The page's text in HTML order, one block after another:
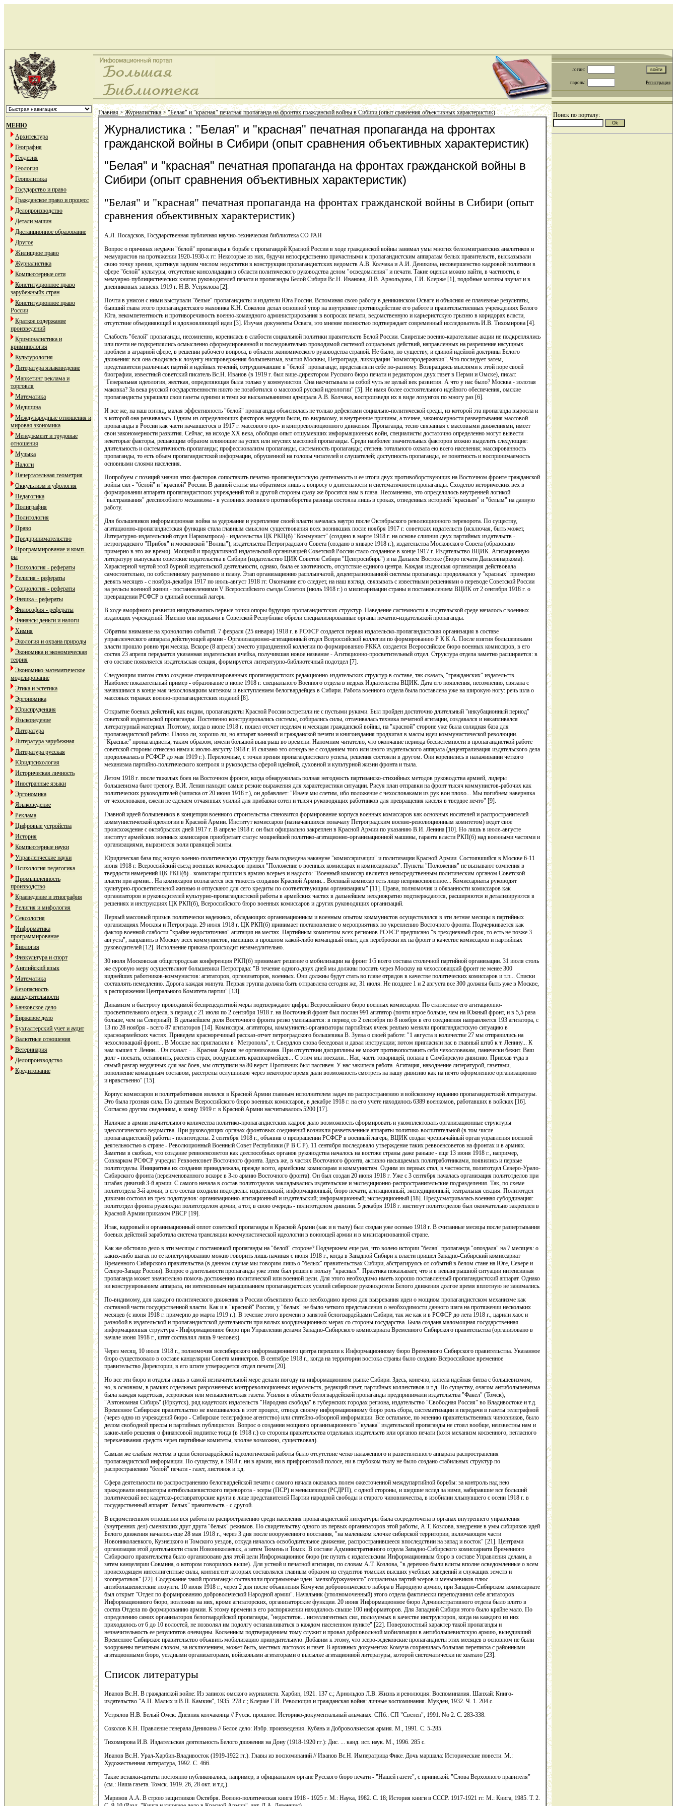
логин:
пароль: Регистрация
МЕНЮ
Архитектура
География
Геодезия
Геология
Геополитика
Государство и право
Гражданское право и процесс
Делопроизводство
Детали машин
Дистанционное образование
Другое
Жилищное право
Журналистика
Компьютерные сети
Конституционное право
зарубежныйх стран
Конституционное право
России
Краткое содержание
произведений
Криминалистика и
криминология
Культурология
Литература языковедение
Маркетинг реклама и
торговля
Математика
Медицина
Международные отношения и
мировая экономика
Менеджмент и трудовые
отношения
Музыка
Налоги
Начертательная геометрия
Оккультизм и уфология
Педагогика
Полиграфия
Политология
Право
Предпринимательство
Программирование и комп-
ры
Психология - рефераты
Религия - рефераты
Социология - рефераты
Физика - рефераты
Философия - рефераты
Финансы деньги и налоги
Химия
Экология и охрана природы
Экономика и экономическая
теория
Экономико-математическое
моделирование
Этика и эстетика
Эргономика
Юриспруденция
Языковедение
Литература
Литература зарубежная
Литература русская
Юридпсихология
Историческая личность
Иностранные языки
Эргономика
Языковедение
Реклама
Цифровые устройства
История
Компьютерные науки
Управленческие науки
Психология педагогика
Промышленность
производство
Краеведение и этнография
Религия и мифология
Сексология
Информатика
программирование
Биология
Физкультура и спорт
Английский язык
Математика
Безопасность
жизнедеятельности
Банковское дело
Биржевое дело
Бухгалтерский учет и аудит
Валютные отношения
Ветеринария
Делопроизводство
Кредитование
Главная>Журналистика>"Белая" и "красная" печатная пропаганда на фронтах гражданской войны в Сибири (опыт сравнения объективных характеристик)
Журналистика : "Белая" и "красная" печатная пропаганда на фронтах
гражданской войны в Сибири (опыт сравнения объективных характеристик)
"Белая" и "красная" печатная пропаганда на фронтах гражданской войны в
Сибири (опыт сравнения объективных характеристик)
"Белая" и "красная" печатная пропаганда на фронтах гражданской войны в Сибири (опыт
сравнения объективных характеристик)
А.Л. Посадсков, Государственная публичная научно-техническая библиотека СО РАН
Вопрос о причинах неудачи "белой" пропаганды в борьбе с пропагандой Красной России в ходе гражданской войны занимал умы многих белоэмигрантских аналитиков и
мемуаристов на протяжении 1920-1930-х гг. Некоторые из них, будучи непосредственно причастными к пропагандистским аппаратам белых правительств, высказывали
свою точку зрения, критикуя задним числом недостатки в конструкции пропагандистских ведомств А.В. Колчака и А.И. Деникина, несовершенство кадровой политики в
сфере "белой" культуры, отсутствие консолидации в области политического руководства делом "осведомления" и печати. Такие оценки можно найти, в частности, в
мемуарно-публицистических книгах руководителей печати и пропаганды Белой Сибири Вс.Н. Иванова, Л.В. Арнольдова, Г.И. Клерже [1], подобные мотивы звучат и в
дневниковых записях 1919 г. Н.В. Устрялова [2].
Почти в унисон с ними выступали "белые" пропагандисты и издатели Юга России. Вспоминая свою работу в деникинском Осваге и объясняя ее плачевные результаты,
бывший глава этого пропагандистского маховика К.Н. Соколов делал основной упор на внутреннее противодействие его работе в правительственных учреждениях Белого
Юга, некомпетентность и противоречивость военно-командного администрирования в вопросах печати, ведомственную и карьеристскую грызню в коридорах власти,
отсутствие объединяющей и вдохновляющей идеи [3]. Изучая документы Освага, это мнение полностью подтверждает современный исследователь И.В. Тихомирова [4].
Слабость "белой" пропаганды, несомненно, коренилась в слабости социальной политики правительств Белой России. Свирепые военно-карательные акции не подкреплялись
или почти не подкреплялись осмысленно сформулированной и последовательно проводимой системой социальных действий, направленных на разрешение насущных
проблем в аграрной сфере, в решении рабочего вопроса, в области экономического руководства страной. Не было, по существу, и единой идейной доктрины Белого
движения: вся она сводилась к лозунгу ниспровержения большевизма, взятия Москвы, Петрограда, ликвидации "комиссародержавия". Что последует затем,
представители различных партий и идейных течений, сотрудничавшие в "белой" пропаганде, представляли себе по-разному. Возвращаясь мыслями к этой поре своей
биографии, известный советский писатель Вс.Н. Иванов (в 1919 г. был вице-директором Русского бюро печати и редактором двух газет в Перми и Омске), писал:
"Генеральная идеология, жесткая, определяющая была только у коммунистов. Она насчитывала за собой чуть не целый век развития. А что у нас было? Москва - золотая
маковка? За века русской государственности никто не позаботился о массовой русской идеологии" [5]. Не имея более состоятельного идейного обеспечения, омские
пропагандисты украшали свои газеты одними и теми же высказываниями адмирала А.В. Колчака, воспроизведя их в виде лозунгов по многу раз [6].
И все же, на наш взгляд, малая эффективность "белой" пропаганды объяснялась не только дефектами социально-политической среды, из которой эта пропаганда выросла и
в которой она развивалась. Одним из определяющих факторов неудачи были, по-видимому, и внутренние причины, а точнее, закономерности развертывания массовой
пропаганды в России как части начавшегося в 1917 г. массового про- и контрреволюционного движения. Пропаганда, тесно связанная с массовыми движениями, имеет
свои закономерности развития. Сейчас, на исходе ХХ века, обобщая опыт отшумевших информационных войн, специалисты достаточно определенно могут вывести
некоторые факторы, решающим образом влияющие на успех или неуспех массовой пропаганды. Среди наиболее значительных факторов можно выделить следующие:
длительность и систематичность пропаганды; профессионализм пропаганды, системность пропаганды; степень тотального охвата ею всего населения; массированность
пропаганды, то есть объем пропагандистской информации, обрушенной на головы читателей и слушателей; доступность пропаганды, ее понятность и воспринимаемость
основными слоями населения.
Попробуем с позиций знания этих факторов сопоставить печатно-пропагандистскую деятельность и ее итоги двух противоборствующих на Восточном фронте гражданской
войны сил - "белой" и "красной" России. В данной статье мы обратимся лишь к вопросу о длительности и систематичности пропаганды. Сходство исторических вех в
формировании аппарата пропагандистских учреждений той и другой стороны сразу же бросится нам в глаза. Несомненно, это определялось внутренней логикой
"выстраивания" дееспособного механизма - в условиях военного противоборства разница состояла лишь в сроках, отведенных историей "красным" и "белым" на данную
работу.
Для большевиков информационная война за удержание и укрепление своей власти началась наутро после Октябрьского революционного переворота. По существу,
агитационно-пропагандистская функция стала главным смыслом существования всех возникших после ноября 1917 г. советских издательств (исключая, быть может,
Литературно-издательский отдел Наркомпроса) - издательства ЦК РКП(б) "Коммунист" (создано в марте 1918 г. на основе слияния двух партийных издательств -
петроградского "Прибоя" и московской "Волны"), издательства Петроградского Совета (создано в январе 1918 г.), издательства Московского Совета (образовано
примерно в это же время). Мощной и продуктивной издательской организацией Советской России стало созданное в конце 1917 г. Издательство ВЦИК. Агитационную
литературу выпускали советские издательства в Сибири (издательство ЦИК Советов Сибири "Центросибирь") и на Дальнем Востоке (Бюро печати Дальсовнаркома).
Характерной чертой этой бурной издательской деятельности, однако, была ее хаотичность, отсутствие единого центра. Каждая издающая организация действовала
самостоятельно, по собственному разумению и плану. Этап организационно расплывчатой, децентрализованной системы пропаганды продолжался у "красных" примерно
девять месяцев - с ноября-декабря 1917 по июль-август 1918 гг. Окончание его следует, на наш взгляд, связывать с известными решениями о переводе Советской России
на рельсы военной жизни - постановлениями V Всероссийского съезда Советов (июль 1918 г.) о милитаризации страны и постановлением ВЦИК от 2 сентября 1918 г. о
превращении РСФСР в единый военный лагерь.
В ходе аморфного развития нащупывались первые точки опоры будущих пропагандистских структур. Наведение системности в издательской среде началось с военных
издающих учреждений. Именно они первыми в Советской Республике обрели специализированные органы печатно-издательской пропаганды.
Обратим внимание на хронологию событий. 7 февраля (25 января) 1918 г. в РСФСР создается первая издательско-пропагандистская организация в составе
управленческого аппарата действующей армии - Организационно-агитационный отдел Всероссийской коллегии по формированию Р К К А. После взятия большевиками
власти прошло ровно три месяца. Вскоре (8 апреля) вместо упраздненной коллегии по формированию РККА создается Всероссийское бюро военных комиссаров, в его
состав 23 апреля передается указанная издательская ячейка, получившая новое название - Агитационно-просветительный отдел. Структура отдела заметно расширяется: в
его составе появляется издательская секция, формируется литературно-библиотечный подотдел [7].
Следующим шагом стало создание специализированных пропагандистских редакционно-издательских структур в составе, так сказать, "гражданских" издательств.
Наиболее показательный пример - образование в июне 1918 г. специального Военного отдела в недрах Издательства ВЦИК. Дата его появления, несомненно, связана с
начавшимся в конце мая чехословацким мятежом и выступлением белогвардейцев в Сибири. Работа военного отдела была поставлена уже на широкую ногу: речь шла о
массовых тиражах военно-пропагандистских изданий [8].
Открытие боевых действий, как видим, пропагандисты Красной России встретили не с пустыми руками. Был пройден достаточно длительный "инкубационный период"
советской издательской пропаганды. Постепенно конструировались системы, собирались силы, оттачивалась техника печатной агитации, создавался и накапливался
литературный материал. Поэтому, когда в июне 1918 г. пошел отсчет неделям и месяцам гражданской войны, на "красной" стороне уже была солидная база для
пропагандистской работы. Плохо ли, хорошо ли, но аппарат военной и гражданской печати и книгоиздания продвигал в массы идеи коммунистической революции.
"Красные" пропагандисты, таким образом, имели большой выигрыш во времени. Напомним читателю, что окончание периода бессистемности в пропагандисткой работе
советской стороны отнесено нами к июлю-августу 1918 г. И связано это отнюдь не с созданием того или иного издательского аппарата (децентрализация издательского дела
продолжалась в РСФСР до мая 1919 г.). Переломные, с точки зрения пропагандистского успеха, решения состояли в другом. Они коренились в налаживании четкого
механизма партийно-политического контроля и руководства сферой идейной, духовной и культурной жизни фронта и тыла.
Летом 1918 г. после тяжелых боев на Восточном фронте, когда обнаружилась полная негодность партизанско-стихийных методов руководства армией, лидеры
большевизма бьют тревогу. В.И. Ленин находит самые резкие выражения для характеристики ситуации. Рисуя план отправки на фронт тысяч коммунистов-рабочих как
политических руководителей (записка от 20 июня 1918 г.), он добавляет: "Иначе мы слетим, ибо положение с чехословаками из рук вон плохо... Мы погибнем наверняка
от чехословаков, ежели не сделаем отчаянных усилий для прибавки сотен и тысяч руководящих работников для превращения киселя в твердое нечто" [9].
Главной идеей большевиков в концепции военного строительства становится формирование корпуса военных комиссаров как основных носителей и распространителей
коммунистической идеологии в Красной Армии. Институт комиссаров (назначавшихся поначалу Петроградским военно-революционным комитетом) ведет свое
происхождение с октябрьских дней 1917 г. В апреле 1918 г. он был официально закреплен в Красной Армии по указанию В.И. Ленина [10]. Но лишь в июле-августе
институт армейских военных комиссаров приобретает статус мощнейшей политико-агитационно-организационной машины, гаранта власти РКП(б) над военными частями и
организациями, выразителя воли правящей элиты.
Юридическая база под новую военно-политическую структуру была подведена накануне "комиссаризации" и политизации Красной Армии. Состоявшийся в Москве 6-11
июня 1918 г. Всероссийский съезд военных комиссаров принял "Положение о военных комиссарах и комиссариатах". Пункты "Положения" не вызывают сомнения в
твердости намерений ЦК РКП(б) - комиссары пришли в армию всерьез и надолго: "Военный комиссар является непосредственным политическим органом Советской
власти при армии... На комиссаров возлагается вся тяжесть создания Красной Армии... Военный комиссар есть лицо неприкосновенное... Комиссариаты руководят
культурно-просветительной жизнью и отпускают для сего кредиты по соответствующим организациям" [11]. Права, полномочия и обязанности комиссаров как
организаторов и руководителей культурно-пропагандистской работы в армейских частях в дальнейшем неоднократно подтверждаются, расширяются и детализируются в
решениях и инструкциях ЦК РКП(б), Всероссийского бюро военных комиссаров и других руководящих организаций.
Первый массовый призыв политически надежных, обладающих организационным и военным опытом коммунистов осуществлялся в эти летние месяцы в партийных
организациях Москвы и Петрограда. 29 июля 1918 г. ЦК РКП(б) принимает постановление о мероприятиях по укреплению Восточного фронта. Подчеркивается как
фактор военной слабости "крайне недостаточная" агитация на местах. Партийным комитетом всех регионов РСФСР предписано "в трехдневный срок, то есть не позже 3
августа", направить в Москву всех коммунистов, имевших в прошлом какой-либо командный опыт, для переброски их на фронт в качестве комиссаров и партийных
руководителей [12]. Исполнение приказа происходит незамедлительно.
30 июля Московская общегородская конференция РКП(б) принимает решение о мобилизации на фронт 1/5 всего состава столичной партийной организации. 31 июля столь
же суровую меру осуществляют большевики Петрограда: "В течение одного-двух дней мы должны послать через Москву на чехословацкий фронт не менее 300
виднейших работников-коммунистов: агитаторов, организаторов, военных. Они должны будут стать во главе отрядов в качестве политических комиссаров и т.п... Списки
составлять немедленно. Дорога каждая минута. Первая группа должна быть отправлена сегодня же, 31 июля. Не позднее 1 и 2 августа все 300 должны быть уже в Москве,
в распоряжении Центрального Комитета партии" [13].
Динамизм и быстроту проводимой беспрецедентной меры подтверждают цифры Всероссийского бюро военных комиссаров. По статистике его агитационно-
просветительного отдела, в период с 21 июля по 2 сентября 1918 г. на Восточный фронт был послан 991 агитатор (почти втрое больше, чем на Южный фронт, и в 5,5 раза
больше, чем на Северный). В дальнейшем доля Восточного фронта резко уменьшается: в период со 2 сентября по 8 ноября в его соединения направляется 193 агитатора, с
13 по 28 ноября - всего 87 агитаторов [14]. Комиссары, агитаторы, коммунисты-организаторы партийных ячеек реально меняли пропагандистскую ситуацию в
красноармейских частях. Приведем красноречивый рассказ-отчет петроградского большевика В. Зуева о своей работе: "1 августа в количестве 27 мы отправились на
чехословацкий фронт... В Москве нас пригласили в "Метрополь", т. Свердлов снова беседовал и давал инструкции; потом пригласили нас в главный штаб к т. Ленину... К
нам вышел т. Ленин... Он сказал: - ...Красная Армия не организована. При отсутствии дисциплины не может противопоставить себя чехословакам, панически бежит. Ваш
долг - поехать, остановить, рассеять страх, воодушевить красноармейцев... С этим мы поехали... Нас, часть товарищей, попала в Симбирскую дивизию. Приехав туда в
самый разгар неудачных для нас боев, мы отступили на 80 верст. Противник был пассивен. У нас закипела работа. Агитация, наводнение литературой, газетами,
пополнение командным составом, расстрелы ослушников через некоторое время дали возможность смотреть на нашу дивизию как на нечто оформленное организационно
и нравственно" [15].
Корпус комиссаров и политработников являлся в Красной Армии главным исполнителем задач по распространению и войсковому изданию пропагандистской литературы.
Это была грозная сила. По данным Всероссийского бюро военных комиссаров, в декабре 1918 г. на его учете находилось 6389 военкомов, работавших в войсках [16].
Согласно другим сведениям, к концу 1919 г. в Красной Армии насчитывалось 5200 [17].
Наличие в армии значительного количества политико-пропагандистских кадров дало возможность сформировать и укомплектовать организационные структуры
идеологического ведомства. При руководящих органах фронтовых соединений возникли разветвленные аппараты политико-воспитательной (в том числе
пропагандистской) работы - политотделы. 2 сентября 1918 г., объявив о превращении РСФСР в военный лагерь, ВЦИК создал чрезвычайный орган управления военной
деятельностью в стране - Революционный Военный Совет Республики (Р В С Р). 11 сентября последовало утверждение таких реввоенсоветов на фронтах и в армиях.
Заметим в скобках, что создание реввоенсоветов как дееспособных органов руководства началось на востоке страны даже раньше - еще 13 июня 1918 г., например,
Совнарком РСФСР учредил Реввоенсовет Восточного фронта. Здесь же, в частях Восточного фронта, активно насыщаемых политработниками, появились и первые
политотделы. Инициатива их создания принадлежала, прежде всего, армейским комиссарам и коммунистам. Одним из первых стал, в частности, политотдел Северо-Урало-
Сибирского фронта (переименованного вскоре в 3-ю армию Восточного фронта). Он был создан 20 июня 1918 г. Уже с 3 сентября началась организация политотделов при
штабах дивизий 3-й армии. С самого начала в состав политотделов закладывались издательские и экспедиционно-распространительские подразделения. Так, по схеме
политотдела 3-й армии, в его состав входили подотделы: издательский; информационный; бюро печати; агитационный; экспедиционный; театральная секция. Политотдел
дивизии состоял из трех подотделов: организационно-агитационный и издательский; информационный; экспедиционный [18]. Предусматривалась военная субординация:
политотдел фронта руководил политотделом армии, а тот, в свою очередь - политотделом дивизии. 5 декабря 1918 г. институт политотделов был окончательно закреплен в
Красной Армии приказом РВСР [19].
Итак, кадровый и организационный оплот советской пропаганды в Красной Армии (как и в тылу) был создан уже осенью 1918 г. В считанные месяцы после развертывания
боевых действий заработала система трансляции коммунистической идеологии в воюющей армии и в милитаризованной стране.
Как же обстояло дело в эти месяцы с постановкой пропаганды на "белой" стороне? Подчеркнем еще раз, что волею истории "белая" пропаганда "опоздала" на 7 месяцев: о
каких-либо шагах по ее конструированию можно говорить лишь начиная с июня 1918 г., когда в Западной Сибири к власти пришел Западно-Сибирский комиссариат
Временного Сибирского правительства (в данном случае мы говорим лишь о "белых" правительствах Сибири, абстрагируясь от событий в белом стане на Юге, Севере и
Северо-Западе России). Вопрос о длительности пропаганды уже этим был решен в пользу "красных". Практика показывает, что и в невыигрышной ситуации интенсивная
пропаганда может значительно помочь достижению политической или военной цели. Для этого необходимо иметь хорошо поставленный пропагандистский аппарат. Однако
ни конструированием аппарата, ни интенсивным наращиванием пропагандистских усилий сибирские руководители Белого движения долгое время вплотную не занимались.
По-видимому, для каждого политического движения в России объективно было необходимо время для вызревания идеи о мощном пропагандистском механизме как
составной части государственной власти. Как и в "красной" России, у "белых" не было четкого представления о необходимости данного шага на протяжении нескольких
месяцев (с июня 1918 г. примерно до марта 1919 г.). В течение этого времени в занятой белогвардейцами Сибири, так же как и в РСФСР до лета 1918 г., царили хаос и
разнобой в издательской и пропагандистской деятельности при вялых координационных мерах со стороны государства. Была создана маломощная государственная
информационная структура - Информационное бюро при Управлении делами Западно-Сибирского комиссариата Временного Сибирского правительства (организовано в
начале июня 1918 г., штат составлял лишь 9 человек).
Через месяц, 10 июля 1918 г., полномочия всесибирского информационного центра перешли к Информационному бюро Временного Сибирского правительства. Указанное
бюро существовало в составе канцелярии Совета министров. В сентябре 1918 г., когда на территории востока страны было создано Всероссийское временное
правительство Директории, в его штате утверждается отдел печати [20].
Но все эти бюро и отделы лишь в самой незначительной мере делали погоду на информационном рынке Сибири. Здесь, конечно, кипела идейная битва с большевизмом,
но, в основном, в рамках отдельных разрозненных контрреволюционных издательств, редакций газет, партийных коллективов и т.д. По существу, очагом антибольшевизма
была каждая кадетская, эсеровская или меньшевистская газета. Усилия в области белогвардейской пропаганды предпринимали издательства "Факел" (Томск),
"Автономная Сибирь" (Иркутск), ряд кадетских издательств "Народная свобода" в губернских городах региона, издательство "Свободная Россия" во Владивостоке и т.д.
Временное Сибирское правительство не вмешивалось в этот процесс, отводя своему информационному бюро роль сбора, систематизации и передачи в газеты телеграфной
(через одно из учреждений бюро - Сибирское телеграфное агентство) или статейно-обзорной информации. Все остальное, по мнению правительственных чиновников, было
делом свободной прессы и партийных публицистов. Вопрос о создании мощного организационного "кулака" издательской пропаганды не стоял вообще, неизвестны нам и
какие-либо решения о финансовой подпитке тогда (в 1918 г.) со стороны правительства отдельных издательств или органов печати (хотя механизм косвенного, негласного
перекачивания средств через партийные комитеты, вполне возможно, существовал).
Самым же слабым местом в цепи белогвардейской идеологической работы было отсутствие четко налаженного и разветвленного аппарата распространения
пропагандистской информации. По существу, в 1918 г. ни в армии, ни в прифронтовой полосе, ни в глубоком тылу не было создано стабильных структур по
распространению "белой" печати - газет, листовок и т.д.
Сфера деятельности по распространению белогвардейской печати с самого начала оказалась полем ожесточенной междупартийной борьбы: за контроль над нею
враждовали инициаторы антибольшевистского переворота - эсеры (ПСР) и меньшевики (РСДРП), с одной стороны, и шедшие вслед за ними, набиравшие все больший
политический вес кадетско-реставраторские круги в лице представителей Партии народной свободы и старого чиновничества, в изобилии хлынувшего с осени 1918 г. в
государственный аппарат "белых" правительств - с другой.
В ведомственном отношении вся работа по распространению среди населения пропагандистской литературы была сосредоточена в органах внутреннего управления
(внутренних дел) сменявших друг друга "белых" режимов. По свидетельству одного из первых организаторов этой работы, А.Т. Козлова, внедрение в умы сибиряков идей
Белого движения началось еще 28 мая 1918 г., через 3 дня после вооруженного восстания, "на маленьком клочке сибирской территории, включающем части
Новониколаевкого, Кузнецкого и Томского уездов, откуда началось освободительное движение, распространившееся впоследствии на запад и восток" [21]. Центрами
организации этой деятельности стали Новониколаевск, а затем Тюмень и Томск. В составе Административного отдела Западно-Сибирского комиссариата Временного
Сибирского правительства было организовано для этой цели Информационное бюро (не путать с издательским Информационным бюро в составе Управления делами, а
затем канцелярии Совмина, о котором говорилось выше). Для устной и печатной агитации, по словам А.Т. Козлова, "в деревню были влиты вполне осведомленные о всем
происходящем интеллигентные силы, контингент которых составлялся главным образом из студентов томских высших учебных заведений и служащих земств и
кооперативов" [22]. Содержание такой пропаганды составляли программные идеи "мелкобуржуазного" социализма партий эсеров и меньшевиков плюс
антибольшевистские лозунги. 10 июня 1918 г., через 2 дня после объявления Комучем добровольческого набора в Народную армию, при Западно-Сибирском комиссариате
был открыт "Отдел по формированию добровольческой Народной армии". Начальник (уполномоченный) этого отдела фактически переподчинил себе агитаторов
Информационного бюро, возложив на них, кроме агитаторских, организаторские функции. 20 июня Информационное бюро Административного отдела было влито в
состав Отдела по формированию армии. К этому времени в его распоряжении находилось свыше 100 информаторов. Для Западной Сибири этого было крайне мало. По
определению самих организаторов белогвардейской пропаганды, "недостаток... интеллигентных сил, пользуемых в качестве инструкторов, когда на каждого из них
приходилось от 6 до 10 волостей, не позволял им подолгу останавливаться в каждом населенном пункте" [22]. Поверхностный характер такой пропаганды и
незначительность ее результатов очевидны. Косвенным подтверждением тому служит и провал добровольной мобилизации в антибольшевистскую армию, вынудивший
Временное Сибирское правительство объявить мобилизацию принудительную. Добавим к этому, что эсеро-эсдековские пропагандисты этих месяцев в основном не были
вооружены печатным словом, за исключением, может быть, местных листовок и газет. В архивных документах Комуча сохранилась большая переписка с районными
агитационными бюро, уездными организаторами, войсковыми агитаторами о высылке агитационной литературы, которой систематически не хватало [23].
Список литературы
Иванов Вс.Н. В гражданской войне: Из записок омского журналиста. Харбин, 1921. 137 с.; Арнольдов Л.В. Жизнь и революция: Воспоминания. Шанхай: Книго-
издательство "А.П. Малых и В.П. Камкин", 1935. 278 с.; Клерже Г.И. Революция и гражданская война: личные воспоминания. Мукден, 1932. Ч. 1. 204 с.
Устрялов Н.В. Белый Омск: Дневник колчаковца // Русск. прошлое: Историко-документальный альманах. СПб.: СП "Свелен", 1991. No 2. С. 283-338.
Соколов К.Н. Правление генерала Деникина // Белое дело: Избр. произведения. Кубань и Добровольческая армия. М., 1991. С. 5-285.
Тихомирова И.В. Издательская деятельность Белого движения на Дону (1918-1920 гг.): Дис. ... канд. ист. наук. М., 1996. 285 с.
Иванов Вс.Н. Урал-Харбин-Владивосток (1919-1922 гг.). Главы из воспоминаний // Иванов Вс.Н. Императрица Фике. Дочь маршала: Исторические повести. М.:
Художественная литература, 1992. С. 466.
Такие вставки-цитаты постоянно публиковались, например, в официальном органе Русского бюро печати - "Нашей газете", с припиской: "Слова Верховного правителя"
(см.: Наша газета. Томск. 1919. 26, 28 окт. и т.д.).
Маринов А.А. В строю защитников Октября. Военно-политическая книга 1918 - 1925 г. М.: Наука, 1982. С. 18; История книги в СССР. 1917-1921 гг. М.: Книга, 1985. Т. 2.
Поиск по порталу: